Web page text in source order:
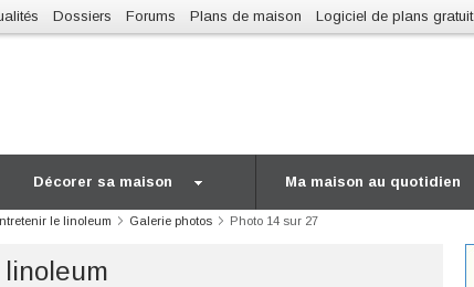
Dossiers Forums Plans de maison Logiciel de plans gratuit
Décorer sa maison Ma maison au quotidien
le linoleum Galerie photos Photo 14 sur 27